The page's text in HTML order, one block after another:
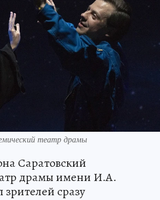
театр драмы
Саратовский
драмы имени И.А.
сразу